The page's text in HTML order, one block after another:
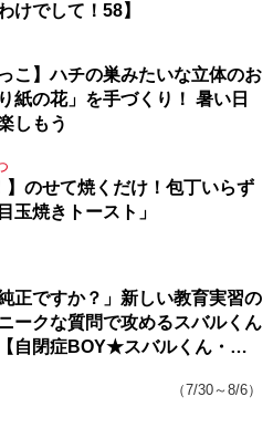
けでして！58】
こ】ハチの巣みたいな立体のお
紙の花」を手づくり！ 暑い日
しもう
】のせて焼くだけ！包丁いらず
玉焼きトースト」
正ですか？」新しい教育実習の
ークな質問で攻めるスバルくん
自閉症BOY★スバルくん・
（7/30～8/6）